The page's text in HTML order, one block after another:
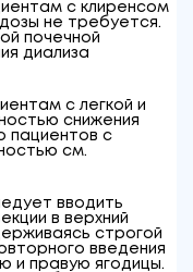
с клиренсом
не требуется.
почечной
диализа
с легкой и
снижения
пациентов с
см.
вводить
в верхний
строгой
введения
и правую ягодицы.